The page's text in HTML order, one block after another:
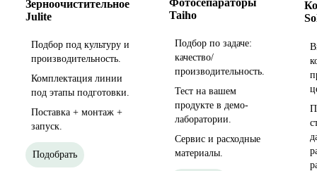
Зерноочистительное
Julite
Подбор под культуру и
производительность.
Комплектация линии
под этапы подготовки.
Поставка + монтаж +
запуск.
Подобрать
Taiho
Подбор по задаче:
качество/
производительность.
Тест на вашем
продукте в демо-
лаборатории.
Сервис и расходные
материалы.